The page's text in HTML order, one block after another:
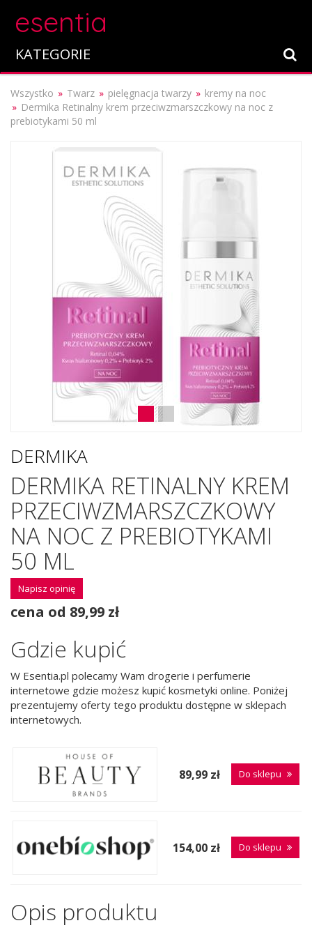
esentia
KATEGORIE
Wszystko Twarz pielęgnacja twarzy
kremy na noc
Dermika Retinalny krem przeciwzmarszczkowy na noc z
prebiotykami 50 ml
DERMIKA
DERMIKA RETINALNY KREM
PRZECIWZMARSZCZKOWY
NA NOC Z PREBIOTYKAMI
50 ML
Napisz opinię
cena od 89,99 zł
Gdzie kupić
W Esentia.pl polecamy Wam drogerie i perfumerie
internetowe gdzie możesz kupić kosmetyki online. Poniżej
prezentujemy oferty tego produktu dostępne w sklepach
internetowych.
89,99 zł Do sklepu
154,00 zł Do sklepu
Opis produktu